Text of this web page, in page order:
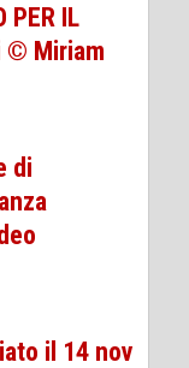
PER IL
© Miriam
di
il 14 nov